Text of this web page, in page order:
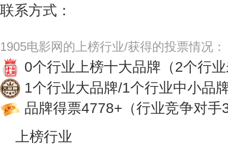
联系方式：
1905电影网的上榜行业/获得的投票情况：
0个行业上榜十大品牌 （2个行
1个行业大品牌/1个行业中小品
品牌得票4778+ （行业竞争对
上榜行业